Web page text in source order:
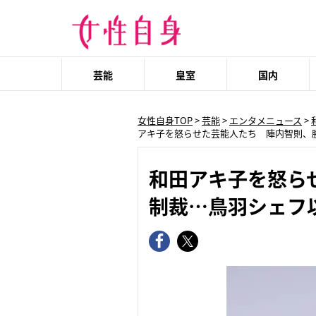
芸能 皇室 国内
女性自身TOP>芸能> エンタメニュース >
アキ子を怒らせた芸能人たち 陣内智則、
和田アキ子を怒
制裁…鳥羽シェフ